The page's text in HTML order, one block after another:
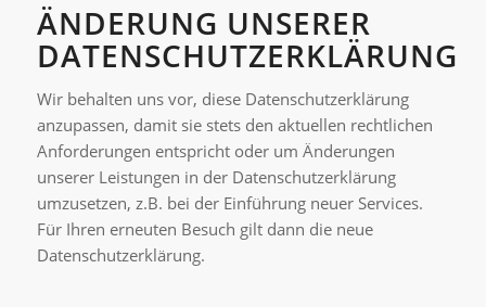
ÄNDERUNG UNSERER
DATENSCHUTZERKLÄRUNG
Wir behalten uns vor, diese Datenschutzerklärung
anzupassen, damit sie stets den aktuellen rechtlichen
Anforderungen entspricht oder um Änderungen
unserer Leistungen in der Datenschutzerklärung
umzusetzen, z.B. bei der Einführung neuer Services.
Für Ihren erneuten Besuch gilt dann die neue
Datenschutzerklärung.